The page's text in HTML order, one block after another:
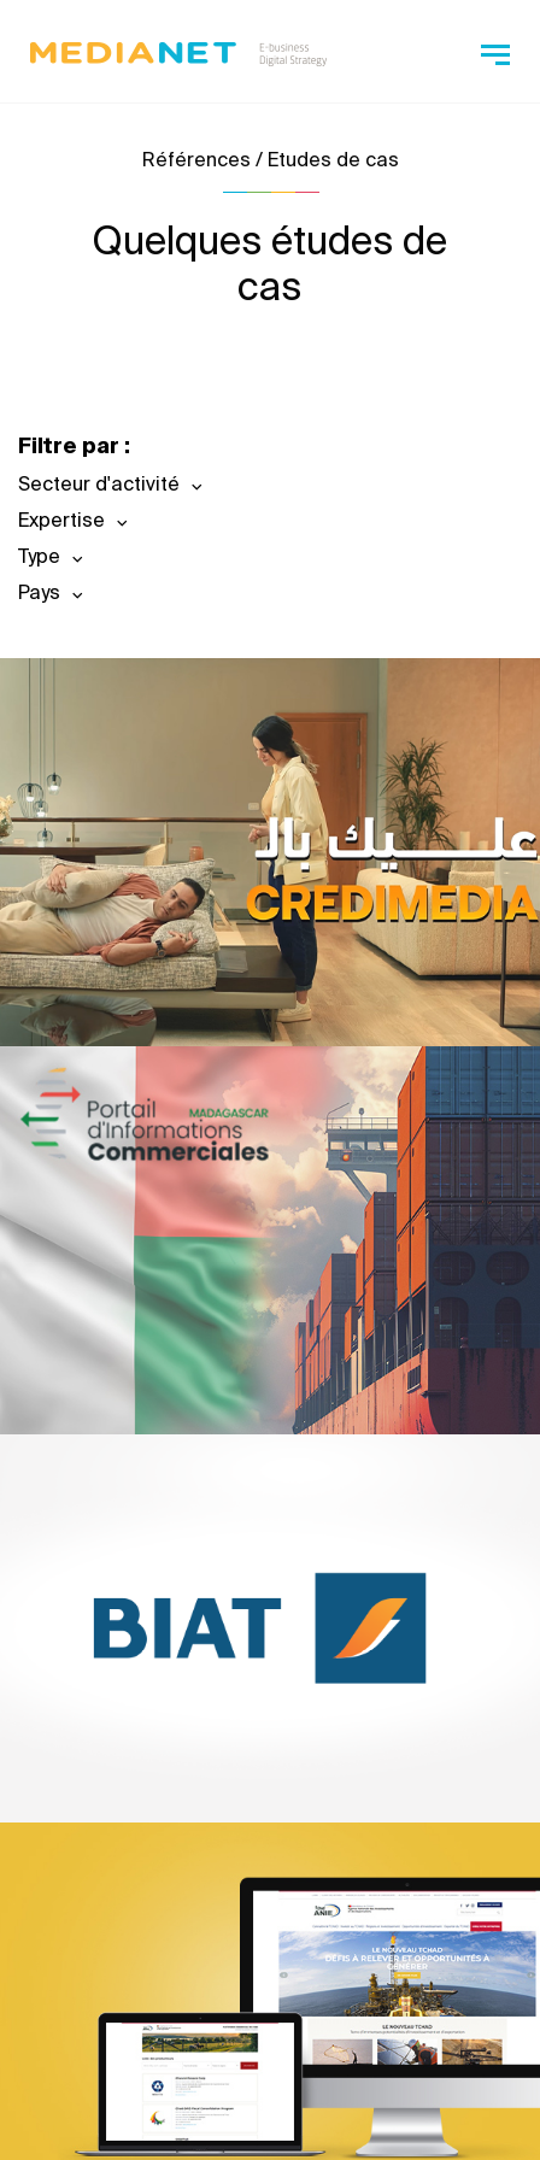
Références / Etudes de cas
Quelques études de
cas
Filtre par :
Secteur d'activité
Expertise
Type
Pays